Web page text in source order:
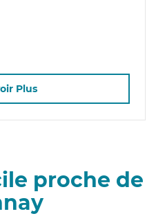
Plus
proche de